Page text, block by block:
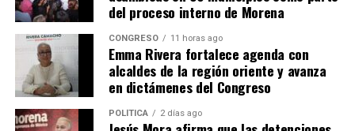
constructivos. Este modelo les da una visión más amplia
que la teoría tradicional”.
Autoridades refrendan su apoyo
La ceremonia contó con la presencia delpresidente
municipal Antonio Ixtláhuac Orihuela
del proceso interno de Morena
CONGRESO 11 horas ago
Emma Rivera fortalece agenda con
alcaldes de la región oriente y avanza
en dictámenes del Congreso
POLÍTICA 2 días ago